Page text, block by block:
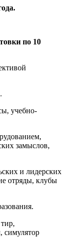
по 10
учебно-
замыслов,
и лидерских
отряды, клубы
симулятор